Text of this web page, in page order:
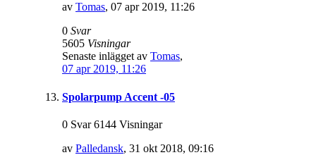
av Tomas, 07 apr 2019, 11:26
0 Svar
5605 Visningar
Senaste inlägget av Tomas,
07 apr 2019, 11:26
Spolarpump Accent -05
0 Svar 6144 Visningar
av Palledansk, 31 okt 2018, 09:16